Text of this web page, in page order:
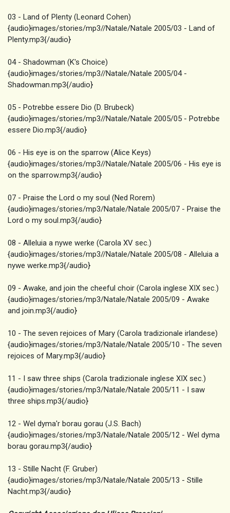
03 - Land of Plenty (Leonard Cohen)
{audio}images/stories/mp3//Natale/Natale 2005/03 - Land of
Plenty.mp3{/audio}
04 - Shadowman (K's Choice)
{audio}images/stories/mp3//Natale/Natale 2005/04 -
Shadowman.mp3{/audio}
05 - Potrebbe essere Dio (D. Brubeck)
{audio}images/stories/mp3//Natale/Natale 2005/05 - Potrebbe
essere Dio.mp3{/audio}
06 - His eye is on the sparrow (Alice Keys)
{audio}images/stories/mp3//Natale/Natale 2005/06 - His eye is
on the sparrow.mp3{/audio}
07 - Praise the Lord o my soul (Ned Rorem)
{audio}images/stories/mp3/Natale/Natale 2005/07 - Praise the
Lord o my soul.mp3{/audio}
08 - Alleluia a nywe werke (Carola XV sec.)
{audio}images/stories/mp3//Natale/Natale 2005/08 - Alleluia a
nywe werke.mp3{/audio}
09 - Awake, and join the cheeful choir (Carola inglese XIX sec.)
{audio}images/stories/mp3/Natale/Natale 2005/09 - Awake
and join.mp3{/audio}
10 - The seven rejoices of Mary (Carola tradizionale irlandese)
{audio}images/stories/mp3/Natale/Natale 2005/10 - The seven
rejoices of Mary.mp3{/audio}
11 - I saw three ships (Carola tradizionale inglese XIX sec.)
{audio}images/stories/mp3/Natale/Natale 2005/11 - I saw
three ships.mp3{/audio}
12 - Wel dyma'r borau gorau (J.S. Bach)
{audio}images/stories/mp3/Natale/Natale 2005/12 - Wel dyma
borau gorau.mp3{/audio}
13 - Stille Nacht (F. Gruber)
{audio}images/stories/mp3/Natale/Natale 2005/13 - Stille
Nacht.mp3{/audio}